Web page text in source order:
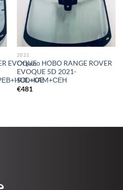
EVOQUE
2021
Стъкло НОВО RANGE ROVER
EVOQUE 5D 2021-
SOL+КAM+СЕН
€481